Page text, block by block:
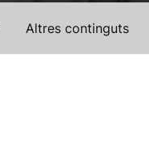
Altres continguts